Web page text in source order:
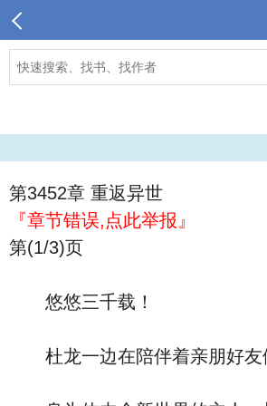
第3452章 重返异世
『章节错误,点此举报』
第(1/3)页
悠悠三千载！
杜龙一边在陪伴着亲朋好友